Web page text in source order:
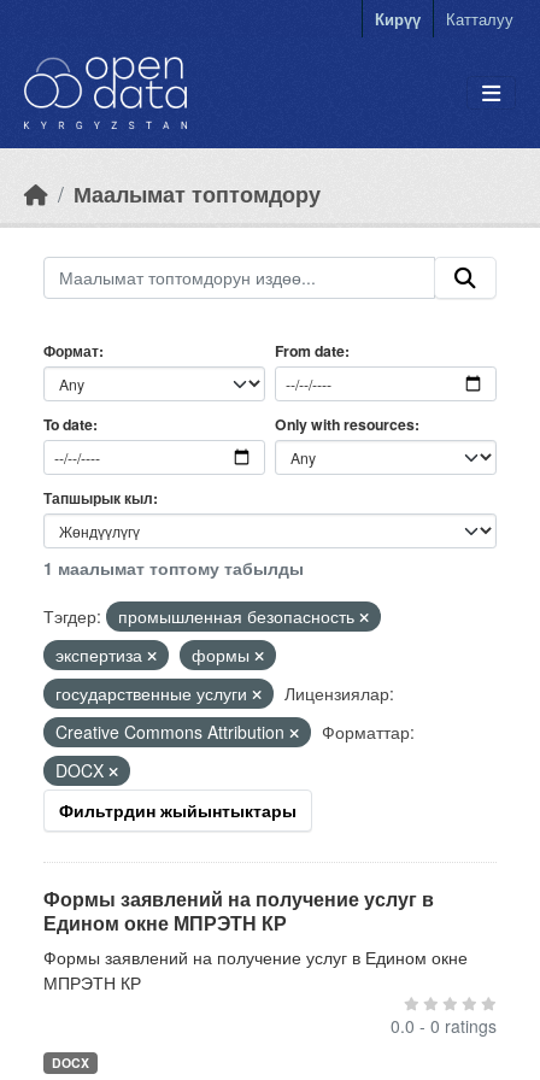
Кирүү Катталуу
Маалымат топтомдору
Формат From date
To date Only with resources
Тапшырык кыл
1 маалымат топтому табылды
Тэгдер:
промышленная безопасность
экспертиза
формы
государственные услуги
Лицензиялар:
Creative Commons Attribution
Форматтар:
DOCX
Фильтрдин жыйынтыктары
Формы заявлений на получение услуг в
Едином окне МПРЭТН КР
Формы заявлений на получение услуг в Едином окне
МПРЭТН КР
0.0 - 0 ratings
DOCX